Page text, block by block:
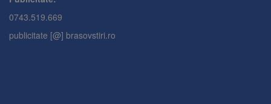
0743.519.669
publicitate [@] brasovstiri.ro